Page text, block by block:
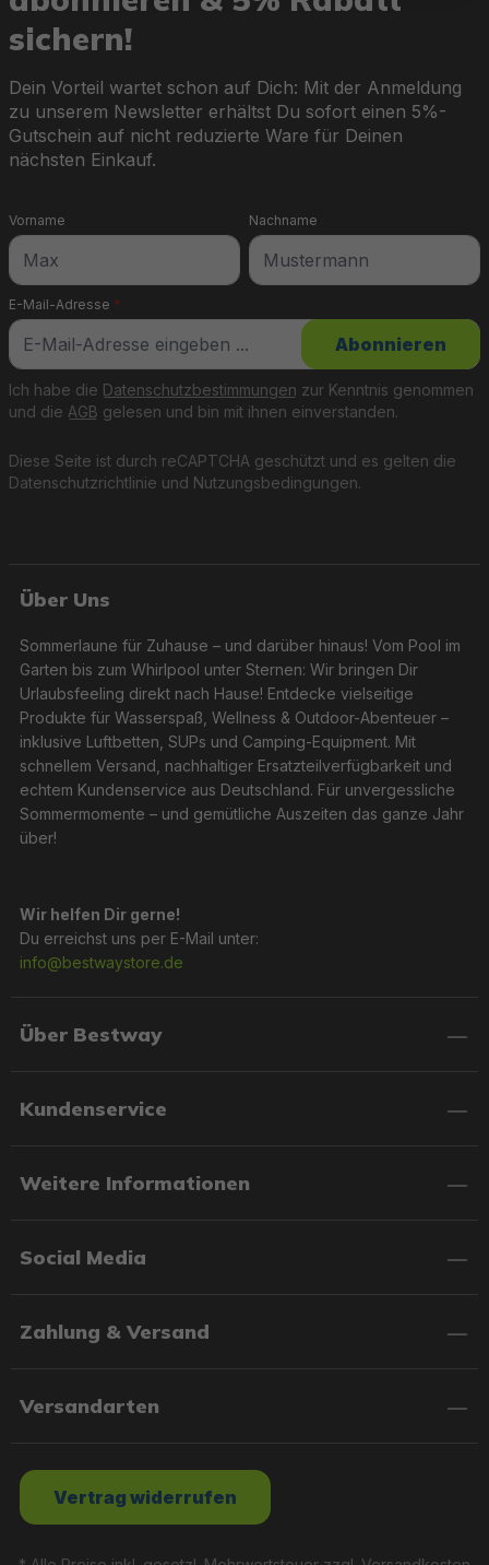
sichern!
Dein Vorteil wartet schon auf Dich: Mit der Anmeldung
zu unserem Newsletter erhältst Du sofort einen 5%-
Gutschein auf nicht reduzierte Ware für Deinen
nächsten Einkauf.
E-Mail-Adresse *
Vorname Nachname
Diese Seite ist durch reCAPTCHA geschützt und es gelten die
Datenschutzrichtlinie und Nutzungsbedingungen.
Ich habe die Datenschutzbestimmungen zur Kenntnis genommen
und die AGB gelesen und bin mit ihnen einverstanden.
Abonnieren
Über Uns
Sommerlaune für Zuhause – und darüber hinaus! Vom Pool im
Garten bis zum Whirlpool unter Sternen: Wir bringen Dir
Urlaubsfeeling direkt nach Hause! Entdecke vielseitige
Produkte für Wasserspaß, Wellness & Outdoor-Abenteuer –
inklusive Luftbetten, SUPs und Camping-Equipment. Mit
schnellem Versand, nachhaltiger Ersatzteilverfügbarkeit und
echtem Kundenservice aus Deutschland. Für unvergessliche
Sommermomente – und gemütliche Auszeiten das ganze Jahr
über!
Wir helfen Dir gerne!
Du erreichst uns per E-Mail unter:
info@bestwaystore.de
Über Bestway
Kundenservice
Weitere Informationen
Social Media
Zahlung & Versand
Versandarten
Vertrag widerrufen